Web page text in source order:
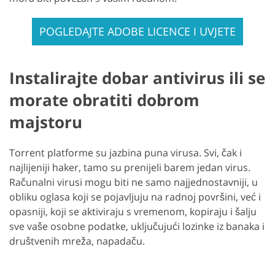
POGLEDAJTE ADOBE LICENCE I UVJETE
Instalirajte dobar antivirus ili se
morate obratiti dobrom
majstoru
Torrent platforme su jazbina puna virusa. Svi, čak i
najlijeniji haker, tamo su prenijeli barem jedan virus.
Računalni virusi mogu biti ne samo najjednostavniji, u
obliku oglasa koji se pojavljuju na radnoj površini, već i
opasniji, koji se aktiviraju s vremenom, kopiraju i šalju
sve vaše osobne podatke, uključujući lozinke iz banaka i
društvenih mreža, napadaču.